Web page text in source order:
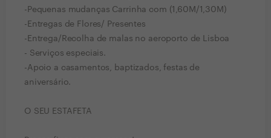
-Pequenas mudanças Carrinha com (1,60M/1,30M)
-Entregas de Flores/ Presentes
-Entrega/Recolha de malas no aeroporto de Lisboa
- Serviços especiais.
-Apoio a casamentos, baptizados, festas de
aniversário.
O SEU ESTAFETA